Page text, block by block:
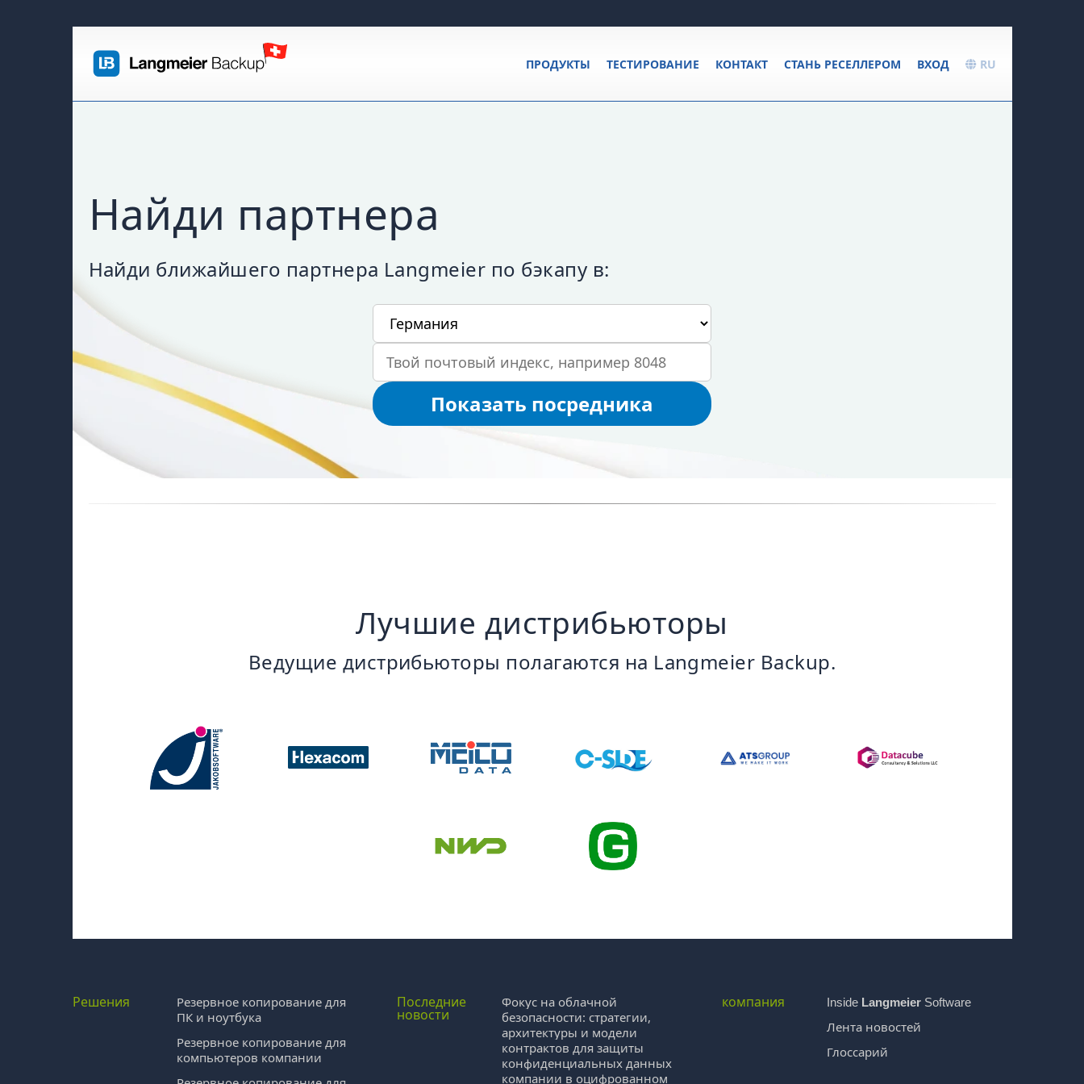
RU
ВХОД
СТАНЬ РЕСЕЛЛЕРОМ
КОНТАКТ
ТЕСТИРОВАНИЕ
ПРОДУКТЫ
Найди партнера
Найди ближайшего партнера Langmeier по бэкапу в:
Твоя страна
Твой почтовый индекс
Показать посредника
Лучшие дистрибьюторы
Ведущие дистрибьюторы полагаются на Langmeier Backup.
Решения
Резервное копирование для
ПК и ноутбука
Резервное копирование для
компьютеров компании
Последние
новости
Фокус на облачной
безопасности: стратегии,
архитектуры и модели
контрактов для защиты
конфиденциальных данных
компании в оцифрованном
компания Inside LangmeierSoftware
Лента новостей
Глоссарий